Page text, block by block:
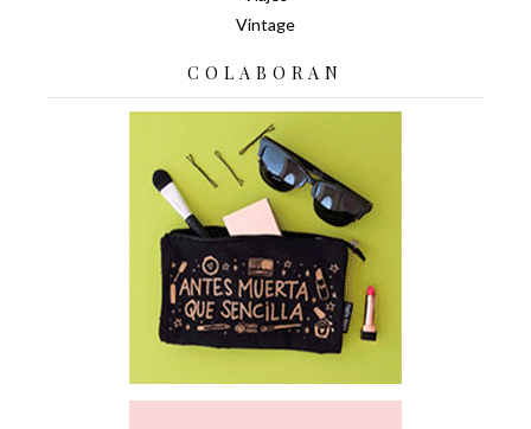
Vintage
COLABORAN